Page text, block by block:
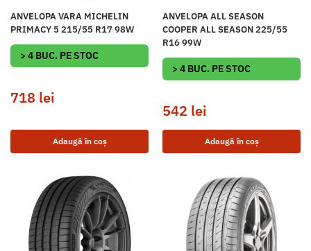
ANVELOPA VARA MICHELIN
PRIMACY 5 215/55 R17 98W
> 4 BUC. PE STOC
718 lei
Adaugă în coș
ANVELOPA ALL SEASON
COOPER ALL SEASON 225/55
R16 99W
> 4 BUC. PE STOC
542 lei
Adaugă în coș